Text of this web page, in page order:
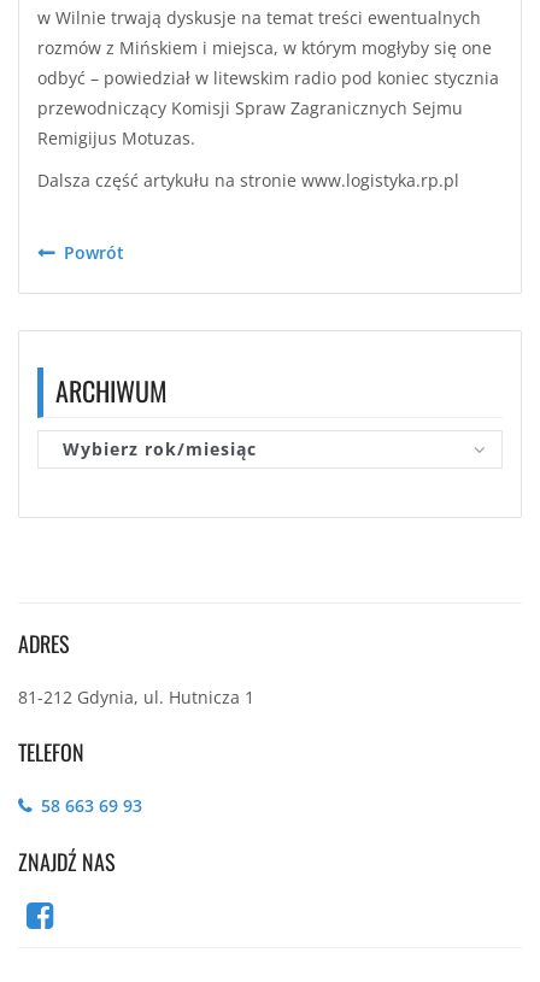
w Wilnie trwają dyskusje na temat treści ewentualnych
rozmów z Mińskiem i miejsca, w którym mogłyby się one
odbyć – powiedział w litewskim radio pod koniec stycznia
przewodniczący Komisji Spraw Zagranicznych Sejmu
Remigijus Motuzas.
Dalsza część artykułu na stronie www.logistyka.rp.pl
Powrót
ARCHIWUM
Wybierz rok/miesiąc
ADRES
81-212 Gdynia, ul. Hutnicza 1
TELEFON
58 663 69 93
ZNAJDŹ NAS